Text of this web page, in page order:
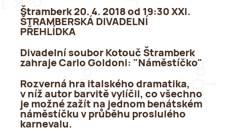
Štramberk 20. 4. 2018 od 19:30 XXI.
ŠTRAMBERSKÁ DIVADELNÍ
PŘEHLÍDKA
Divadelní soubor Kotouč Štramberk
zahraje Carlo Goldoni: "Náměstíčko"
Rozverná hra italského dramatika,
v níž autor barvitě vylíčil, co všechno
je možné zažít na jednom benátském
náměstíčku v průběhu proslulého
karnevalu.